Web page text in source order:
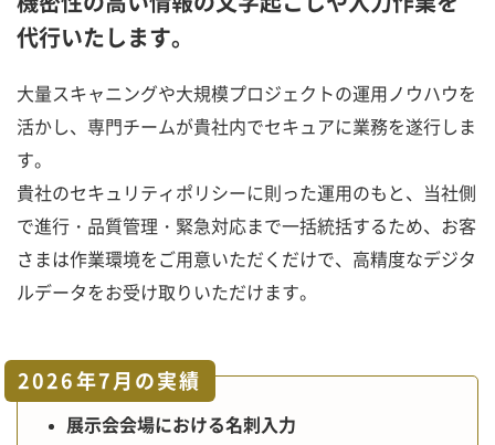
代行いたします。
大量スキャニングや大規模プロジェクトの運用ノウハウを
活かし、専門チームが貴社内でセキュアに業務を遂行しま
す。
貴社のセキュリティポリシーに則った運用のもと、当社側
で進行・品質管理・緊急対応まで一括統括するため、お客
さまは作業環境をご用意いただくだけで、高精度なデジタ
ルデータをお受け取りいただけます。
2026年7月の実績
展示会会場における名刺入力